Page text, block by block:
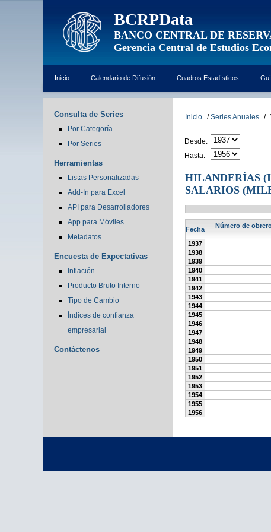
BCRPData
BANCO CENTRAL DE
Gerencia Central de Estudios
Inicio Calendario de Difusión Cuadros Estadísticos
Consulta de Series
Por Categoría
Por Series
Herramientas
Listas Personalizadas
Add-In para Excel
API para Desarrolladores
App para Móviles
Metadatos
Encuesta de Expectativas
Inflación
Producto Bruto Interno
Tipo de Cambio
Índices de confianza
empresarial
Contáctenos
Inicio / Series Anuales /
Desde:
Hasta:
HILANDERÍAS
SALARIOS
Fecha
Número de
1937
1938
1939
1940
1941
1942
1943
1944
1945
1946
1947
1948
1949
1950
1951
1952
1953
1954
1955
1956